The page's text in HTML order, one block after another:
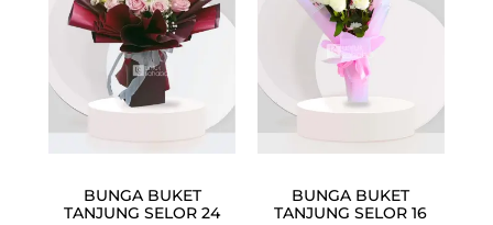
BUNGA BUKET
TANJUNG SELOR 24
BUNGA BUKET
TANJUNG SELOR 16